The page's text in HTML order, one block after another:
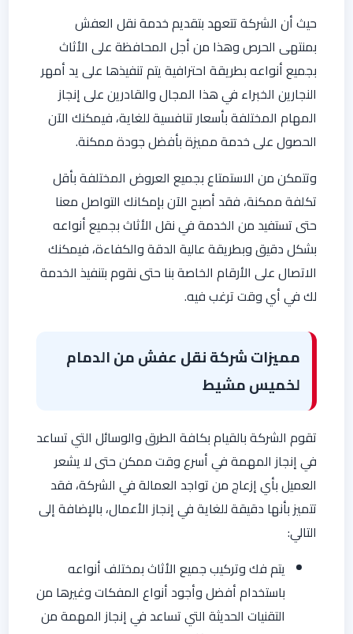
حيث أن الشركة تتعهد بتقديم خدمة نقل العفش
بمنتهى الحرص وهذا من أجل المحافظة على الأثاث
بجميع أنواعه بطريقة احترافية يتم تنفيذها على يد أمهر
النجارين الخبراء في هذا المجال والقادرين على إنجاز
المهام المختلفة بأسعار تنافسية للغاية، فيمكنك الآن
الحصول على خدمة مميزة بأفضل جودة ممكنة.
وتتمكن من الاستمتاع بجميع العروض المختلفة بأقل
تكلفة ممكنة، فقد أصبح الآن بإمكانك التواصل معنا
حتى تستفيد من الخدمة في نقل الأثاث بجميع أنواعه
بشكل دقيق وبطريقة عالية الدقة والكفاءة، فيمكنك
الاتصال على الأرقام الخاصة بنا حتى نقوم بتنفيذ الخدمة
لك في أي وقت ترغب فيه.
مميزات شركة نقل عفش من الدمام
لخميس مشيط
تقوم الشركة بالقيام بكافة الطرق والوسائل التي تساعد
في إنجاز المهمة في أسرع وقت ممكن حتى لا يشعر
العميل بأي إزعاج من تواجد العمالة في الشركة، فقد
تتميز بأنها دقيقة للغاية في إنجاز الأعمال، بالإضافة إلى
التالي:
يتم فك وتركيب جميع الأثاث بمختلف أنواعه
باستخدام أفضل وأجود أنواع المفكات وغيرها من
التقنيات الحديثة التي تساعد في إنجاز المهمة من